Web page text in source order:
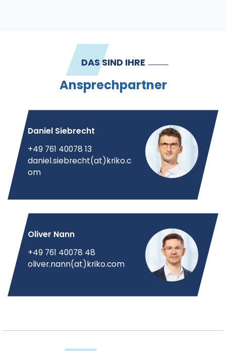
DAS SIND IHRE
Ansprechpartner
Daniel Siebrecht
+49 761 40078 13
daniel.siebrecht(at)kriko.c
om
Oliver Nann
+49 761 40078 48
oliver.nann(at)kriko.com